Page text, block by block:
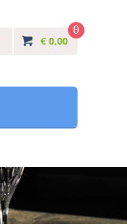
€ 0,00
0